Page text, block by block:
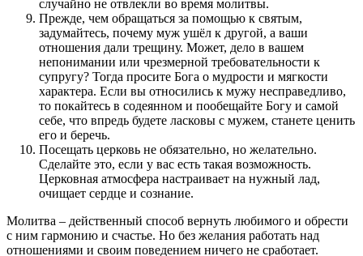
случайно не отвлекли во время молитвы.
Прежде, чем обращаться за помощью к святым,
задумайтесь, почему муж ушёл к другой, а ваши
отношения дали трещину. Может, дело в вашем
непонимании или чрезмерной требовательности к
супругу? Тогда просите Бога о мудрости и мягкости
характера. Если вы относились к мужу несправедливо,
то покайтесь в содеянном и пообещайте Богу и самой
себе, что впредь будете ласковы с мужем, станете ценить
его и беречь.
Посещать церковь не обязательно, но желательно.
Сделайте это, если у вас есть такая возможность.
Церковная атмосфера настраивает на нужный лад,
очищает сердце и сознание.
Молитва – действенный способ вернуть любимого и обрести
с ним гармонию и счастье. Но без желания работать над
отношениями и своим поведением ничего не сработает.